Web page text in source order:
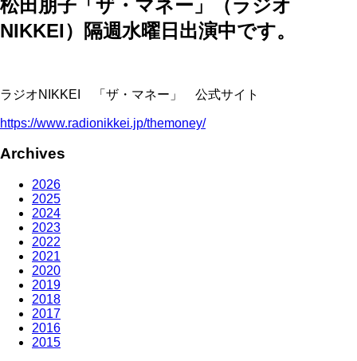
松田朋子「ザ・マネー」（ラジオ
NIKKEI）隔週水曜日出演中です。
ラジオNIKKEI 「ザ・マネー」 公式サイト
https://www.radionikkei.jp/themoney/
Archives
2026
2025
2024
2023
2022
2021
2020
2019
2018
2017
2016
2015